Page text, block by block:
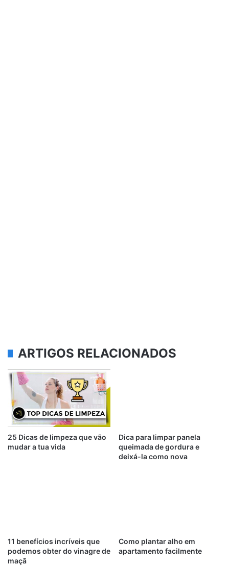
ARTIGOS RELACIONADOS
25 Dicas de limpeza que vão
mudar a tua vida
Dica para limpar panela
queimada de gordura e
deixá-la como nova
11 benefícios incríveis que
podemos obter do vinagre de
maçã
Como plantar alho em
apartamento facilmente